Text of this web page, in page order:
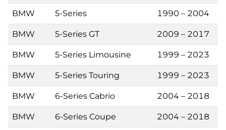
BMW 5-Series 1990 – 2004
BMW 5-Series GT 2009 – 2017
BMW 5-Series Limousine 1999 – 2023
BMW 5-Series Touring 1999 – 2023
BMW 6-Series Cabrio 2004 – 2018
BMW 6-Series Coupe 2004 – 2018